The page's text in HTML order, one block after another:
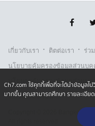
เกี่ยวกับเรา · ติตต่อเรา · ร่ว
นโยบายคุ้มครองข้อมูลส่วนบุค
นโยบายคุ้มครองข้อมูลส่วนบุค
รับเรื่องร้องเรียน
Copyright © 2026 Bangkok
Ch7.com ใช้คุกกี้เพื่อที่จะได้นำข้อมูลไ
มากขึ้น คุณสามารถศึกษา รายละเอียด